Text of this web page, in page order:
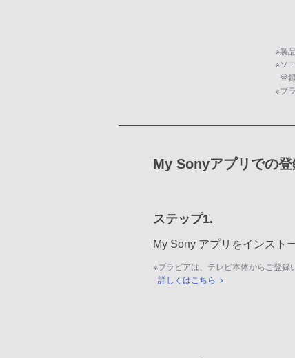
※製
※ソ
登
※ブ
My Sonyアプリでの
ステップ1.
My Sony アプリをインスト
※ブラビアは、テレビ本体からご登録
詳しくはこちら